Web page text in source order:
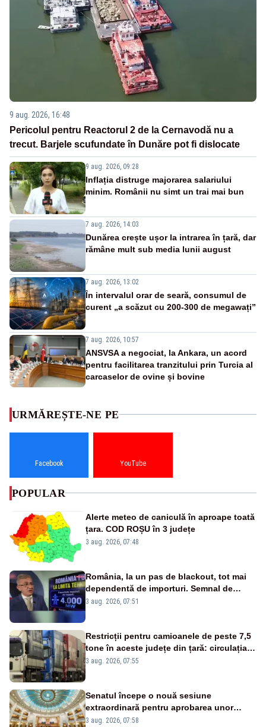
9 aug. 2026, 16:48
Pericolul pentru Reactorul 2 de la Cernavodă nu a
trecut. Barjele scufundate în Dunăre pot fi dislocate
9 aug. 2026, 09:28
Inflația distruge majorarea salariului
minim. Românii nu simt un trai mai bun
7 aug. 2026, 14:03
Dunărea crește ușor la intrarea în țară, dar
rămâne mult sub media lunii august
7 aug. 2026, 13:02
În intervalul orar de seară, consumul de
curent „a scăzut cu 200-300 de megawați”
7 aug. 2026, 10:57
ANSVSA a negociat, la Ankara, un acord
pentru facilitarea tranzitului prin Turcia al
carcaselor de ovine și bovine
URMĂREȘTE-NE PE
Facebook YouTube
POPULAR
Alerte meteo de caniculă în aproape toată
țara. COD ROȘU în 3 județe
3 aug. 2026, 07:48
România, la un pas de blackout, tot mai
dependentă de importuri. Semnal de
alarmă tras de un expert în energie
3 aug. 2026, 07:51
Restricții pentru camioanele de peste 7,5
tone în aceste județe din țară: circulația
este interzisă luni, între orele 12:00 și
3 aug. 2026, 07:55
Senatul începe o nouă sesiune
extraordinară pentru aprobarea unor
jaloane din PNRR
3 aug. 2026, 07:58